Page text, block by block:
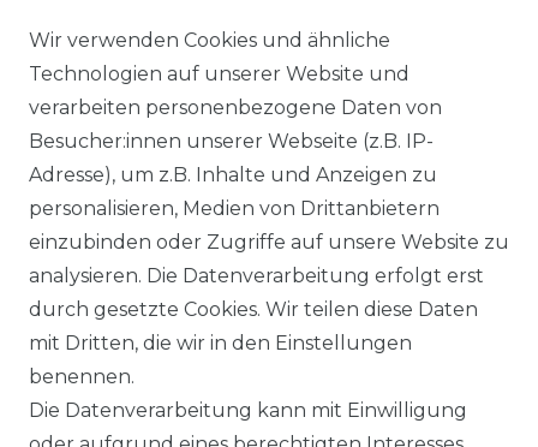
Material:91 % Baumwolle, 7 % Polyester, 2 %
Elasthan
Stoffart: gewebt
NOS: Ja
91 % Baumwolle, 7 % Polyester, 2 %
Elasthan
Wir verwenden Cookies und ähnliche
Technologien auf unserer Website und
verarbeiten personenbezogene Daten von
Besucher:innen unserer Webseite (z.B. IP-
Adresse), um z.B. Inhalte und Anzeigen zu
personalisieren, Medien von Drittanbietern
einzubinden oder Zugriffe auf unsere Website zu
analysieren. Die Datenverarbeitung erfolgt erst
durch gesetzte Cookies. Wir teilen diese Daten
mit Dritten, die wir in den Einstellungen
benennen.
Die Datenverarbeitung kann mit Einwilligung